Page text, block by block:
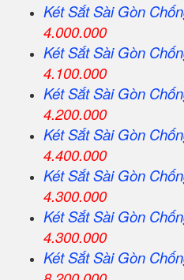
Két Sắt Sài Gòn
4.000.000
Két SắtSài Gòn
4.100.000
Két SắtSài Gòn
4.200.000
Két SắtSài Gòn
4.400.000
Két SắtSài Gòn
4.300.000
Két SắtSài Gòn
4.300.000
Két SắtSài Gòn